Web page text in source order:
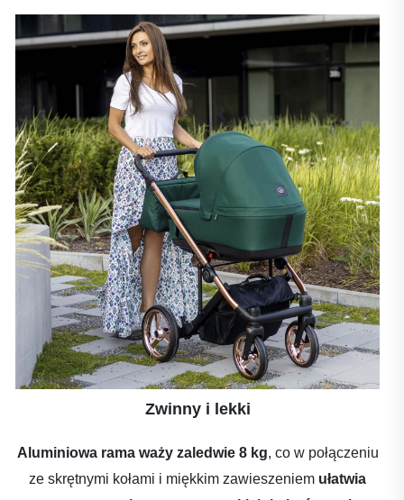
Zwinny i lekki
Aluminiowa rama waży zaledwie 8 kg, co w połączeniu
ze skrętnymi kołami i miękkim zawieszeniem ułatwia